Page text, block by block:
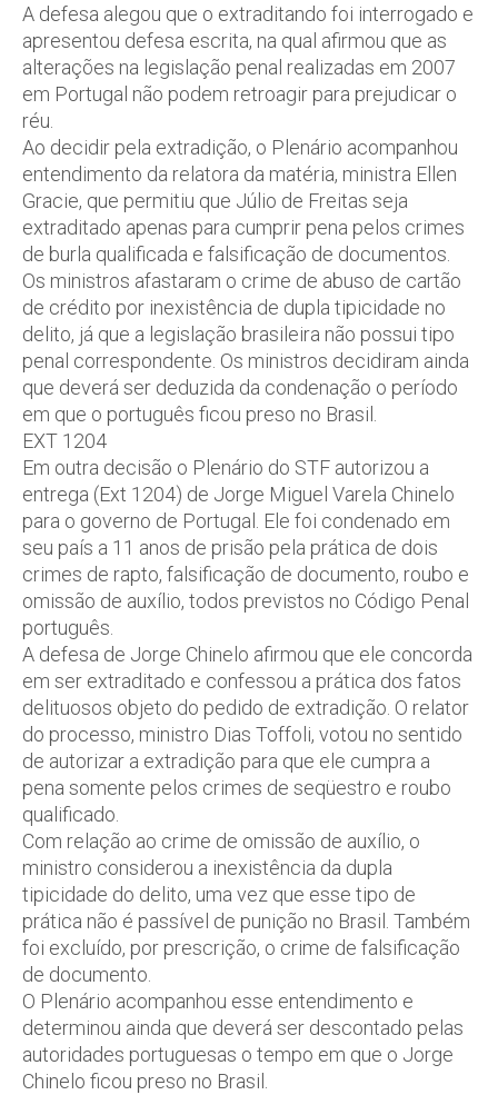
A defesa alegou que o extraditando foi interrogado e
apresentou defesa escrita, na qual afirmou que as
alterações na legislação penal realizadas em 2007
em Portugal não podem retroagir para prejudicar o
réu.
Ao decidir pela extradição, o Plenário acompanhou
entendimento da relatora da matéria, ministra Ellen
Gracie, que permitiu que Júlio de Freitas seja
extraditado apenas para cumprir pena pelos crimes
de burla qualificada e falsificação de documentos.
Os ministros afastaram o crime de abuso de cartão
de crédito por inexistência de dupla tipicidade no
delito, já que a legislação brasileira não possui tipo
penal correspondente. Os ministros decidiram ainda
que deverá ser deduzida da condenação o período
em que o português ficou preso no Brasil.
EXT 1204
Em outra decisão o Plenário do STF autorizou a
entrega (Ext 1204) de Jorge Miguel Varela Chinelo
para o governo de Portugal. Ele foi condenado em
seu país a 11 anos de prisão pela prática de dois
crimes de rapto, falsificação de documento, roubo e
omissão de auxílio, todos previstos no Código Penal
português.
A defesa de Jorge Chinelo afirmou que ele concorda
em ser extraditado e confessou a prática dos fatos
delituosos objeto do pedido de extradição. O relator
do processo, ministro Dias Toffoli, votou no sentido
de autorizar a extradição para que ele cumpra a
pena somente pelos crimes de seqüestro e roubo
qualificado.
Com relação ao crime de omissão de auxílio, o
ministro considerou a inexistência da dupla
tipicidade do delito, uma vez que esse tipo de
prática não é passível de punição no Brasil. Também
foi excluído, por prescrição, o crime de falsificação
de documento.
O Plenário acompanhou esse entendimento e
determinou ainda que deverá ser descontado pelas
autoridades portuguesas o tempo em que o Jorge
Chinelo ficou preso no Brasil.